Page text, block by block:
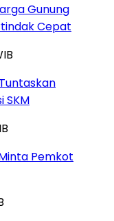
Gunung
Cepat
SKM
Pemkot